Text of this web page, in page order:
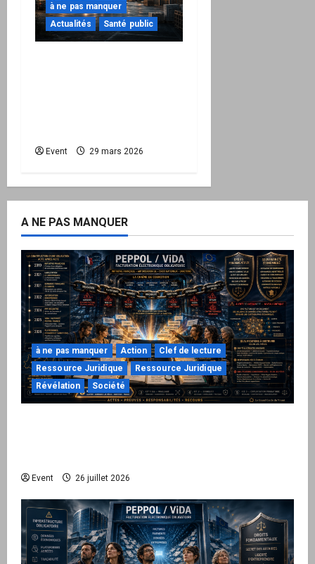
à ne pas manquer
Actualités
Santé public
Event 29 mars 2026
A NE PAS MANQUER
à ne pas manquer Action
Clef de lecture
Ressource Juridique
Ressource Juridique
Révélation
Société
Event 26 juillet 2026